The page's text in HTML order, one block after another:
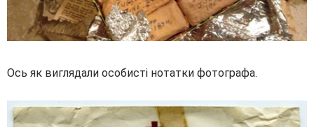
Ось як виглядали особисті нотатки фотографа.